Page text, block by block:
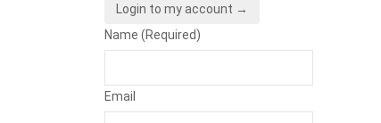
Login to my account →
Name (Required)
Email